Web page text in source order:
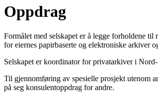
Oppdrag
Formålet med selskapet er å legge forholdene
for eiernes papirbaserte og elektroniske arkiver
Selskapet er koordinator for privatarkiver i
Til gjennomføring av spesielle prosjekt utenom
på seg konsulentoppdrag for andre.